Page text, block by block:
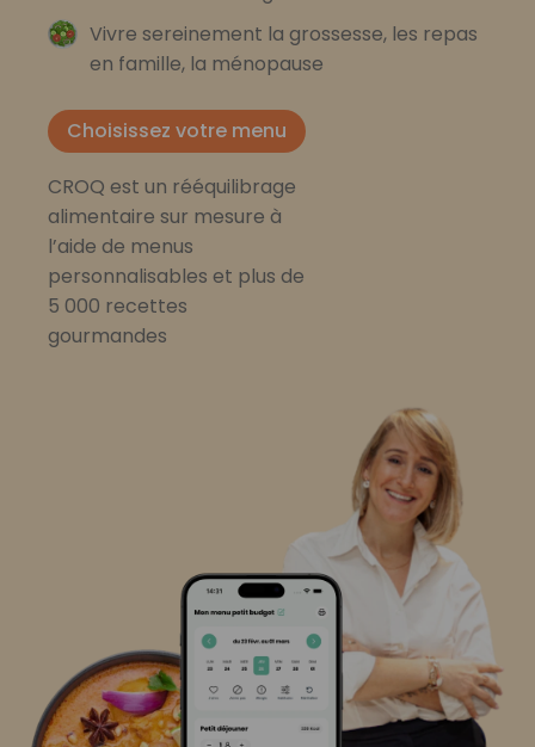
Vivre sereinement la grossesse, les repas
en famille, la ménopause
Choisissez votre menu
CROQ est un rééquilibrage
alimentaire sur mesure à
l’aide de menus
personnalisables et plus de
5 000 recettes
gourmandes